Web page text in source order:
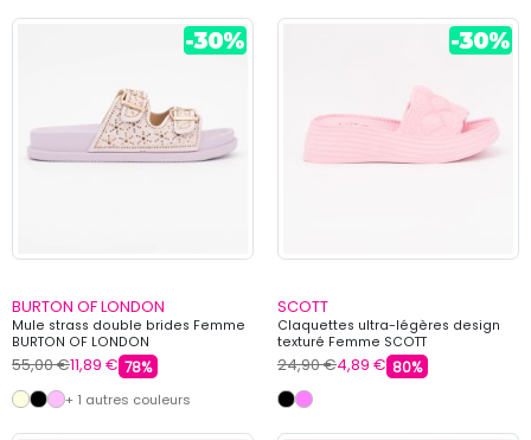
BURTON OF LONDON
Mule strass double brides Femme
BURTON OF LONDON
55,00 €11,89 € 78%
+ 1 autres couleurs
SCOTT
Claquettes ultra-légères design
texturé Femme SCOTT
24,90 €4,89 € 80%